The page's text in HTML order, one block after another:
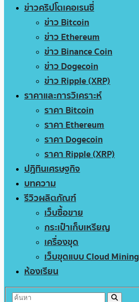
ข่าวคริปโตเคอเรนซี่
ข่าว Bitcoin
ข่าว Ethereum
ข่าว Binance Coin
ข่าว Dogecoin
ข่าว Ripple (XRP)
ราคาและการวิเคราะห์
ราคา Bitcoin
ราคา Ethereum
ราคา Dogecoin
ราคา Ripple (XRP)
ปฏิทินเศรษฐกิจ
บทความ
รีวิวผลิตภัณฑ์
เว็บซื้อขาย
กระเป๋าเก็บเหรียญ
เครื่องขุด
เว็บขุดแบบ Cloud Mining
ห้องเรียน